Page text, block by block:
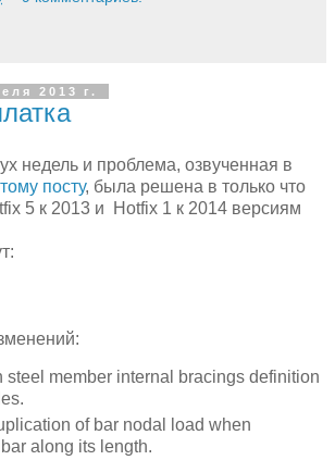
2013 г.
недель и проблема, озвученная в
посту, была решена в только что
5 к 2013 и
Hotfix 1 к 2014 версиям
steel member internal bracings definition
of bar nodal load when
along its length.